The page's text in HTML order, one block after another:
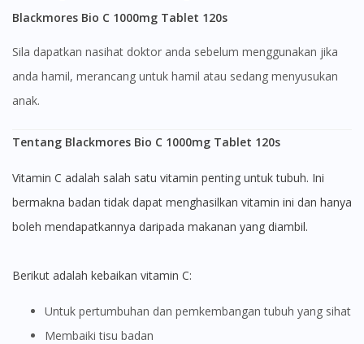
To serve you better, would you like to head over to
DoctorOnCall Singapore
Continue to DoctorOnCall Singapore
No, please do not redirect me
Blackmores Bio C 1000mg Tablet 120s
Sila dapatkan nasihat doktor anda sebelum menggunakan jika
anda hamil, merancang untuk hamil atau sedang menyusukan
anak.
Tentang Blackmores Bio C 1000mg Tablet 120s
Vitamin C adalah salah satu vitamin penting untuk tubuh. Ini
bermakna badan tidak dapat menghasilkan vitamin ini dan hanya
boleh mendapatkannya daripada makanan yang diambil.
Berikut adalah kebaikan vitamin C:
Untuk pertumbuhan dan pemkembangan tubuh yang sihat
Membaiki tisu badan